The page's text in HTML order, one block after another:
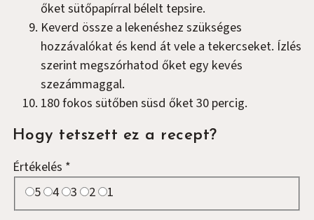
őket sütőpapírral bélelt tepsire.
Keverd össze a lekenéshez szükséges
hozzávalókat és kend át vele a tekercseket. Ízlés
szerint megszórhatod őket egy kevés
szezámmaggal.
180 fokos sütőben süsd őket 30 percig.
Hogy tetszett ez a recept?
Értékelés *
5
4 3 2 1